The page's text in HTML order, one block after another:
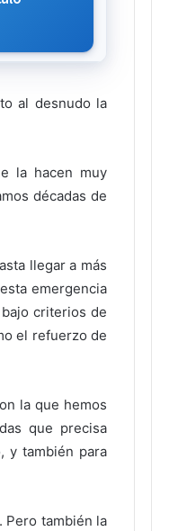
al desnudo la
la hacen muy
décadas de
llegar a más
emergencia
criterios de
el refuerzo de
la que hemos
que precisa
y también para
Pero también la